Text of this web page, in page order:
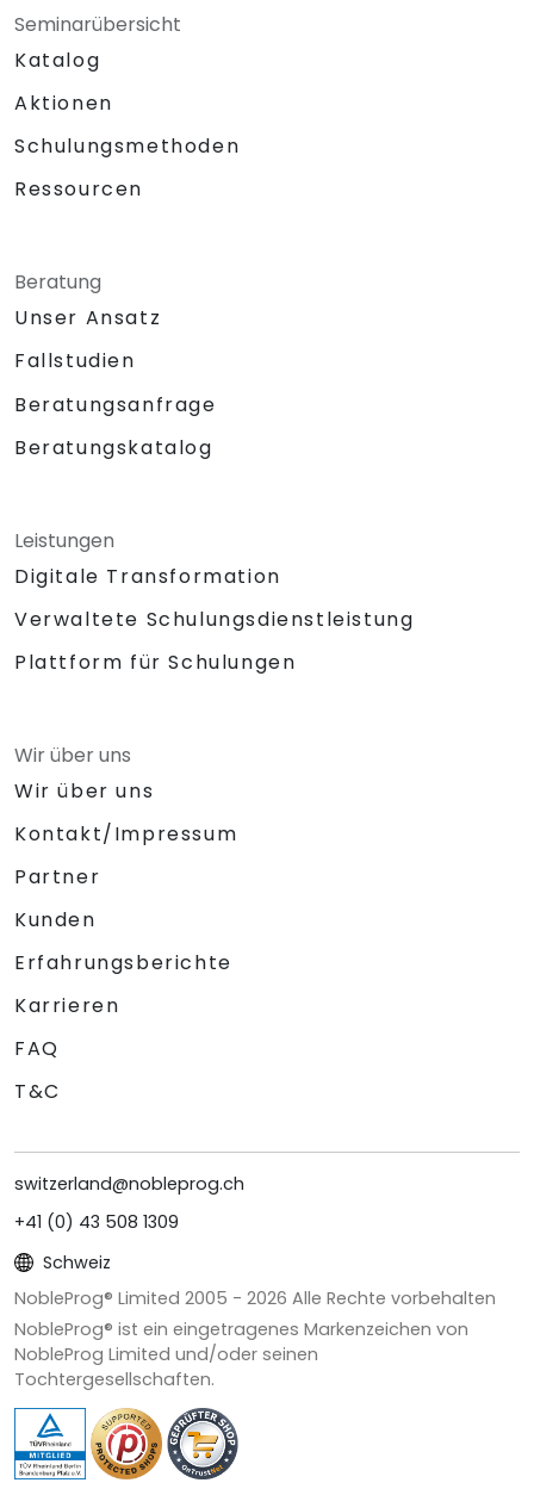
Seminarübersicht
Katalog
Aktionen
Schulungsmethoden
Ressourcen
Beratung
Unser Ansatz
Fallstudien
Beratungsanfrage
Beratungskatalog
Leistungen
Digitale Transformation
Verwaltete Schulungsdienstleistung
Plattform für Schulungen
Wir über uns
Wir über uns
Kontakt/Impressum
Partner
Kunden
Erfahrungsberichte
Karrieren
FAQ
T&C
switzerland@nobleprog.ch
+41 (0) 43 508 1309
Schweiz
NobleProg® Limited 2005 - 2026 Alle Rechte vorbehalten
NobleProg® ist ein eingetragenes Markenzeichen von
NobleProg Limited und/oder seinen
Tochtergesellschaften.